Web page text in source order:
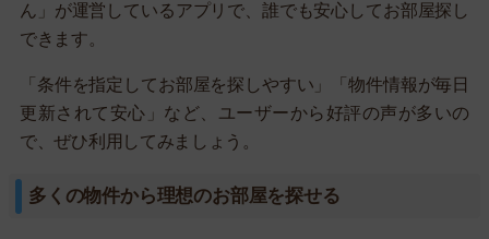
ん」が運営しているアプリで、誰でも安心してお部屋探し
できます。
「条件を指定してお部屋を探しやすい」「物件情報が毎日
更新されて安心」など、ユーザーから好評の声が多いの
で、ぜひ利用してみましょう。
多くの物件から理想のお部屋を探せる